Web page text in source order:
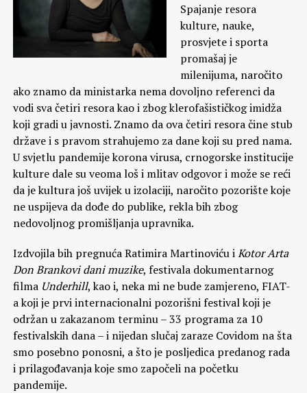
Spajanje resora
kulture, nauke,
prosvjete i sporta
promašaj je
milenijuma, naročito
ako znamo da ministarka nema dovoljno referenci da
vodi sva četiri resora kao i zbog klerofašističkog imidža
koji gradi u javnosti. Znamo da ova četiri resora čine stub
države i s pravom strahujemo za dane koji su pred nama.
U svjetlu pandemije korona virusa, crnogorske institucije
kulture dale su veoma loš i mlitav odgovor i može se reći
da je kultura još uvijek u izolaciji, naročito pozorište koje
ne uspijeva da dođe do publike, rekla bih zbog
nedovoljnog promišljanja upravnika.
Izdvojila bih pregnuća Ratimira Martinoviću iKotor Arta
Don Brankovi dani muzike, festivala dokumentarnog
filma Underhill, kao i, neka mi ne bude zamjereno, FIAT-
a koji je prvi internacionalni pozorišni festival koji je
održan u zakazanom terminu – 33 programa za 10
festivalskih dana – i nijedan slučaj zaraze Covidom na šta
smo posebno ponosni, a što je posljedica predanog rada
i prilagođavanja koje smo započeli na početku
pandemije.